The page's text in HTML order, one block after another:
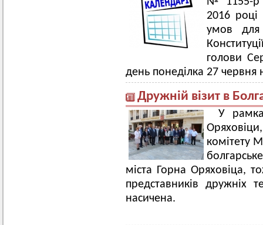
2016
умов
голови
день понеділка 27 червня
Дружній візит в
У
комітету
міста Горна Оряховіца,
представників дружніх
насичена.